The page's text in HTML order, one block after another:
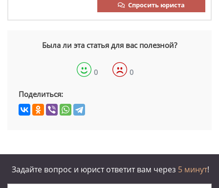
Спросить юриста
Была ли эта статья для вас полезной?
0 0
Поделиться:
Задайте вопрос и юрист ответит вам через 5 минут!